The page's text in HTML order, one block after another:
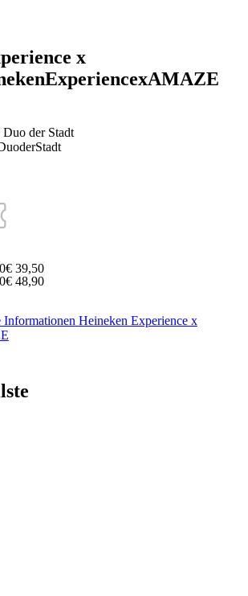
x
ExperiencexAMAZE
der Stadt
derStadt
€ 39,50
€ 48,90
Informationen Heineken Experience x